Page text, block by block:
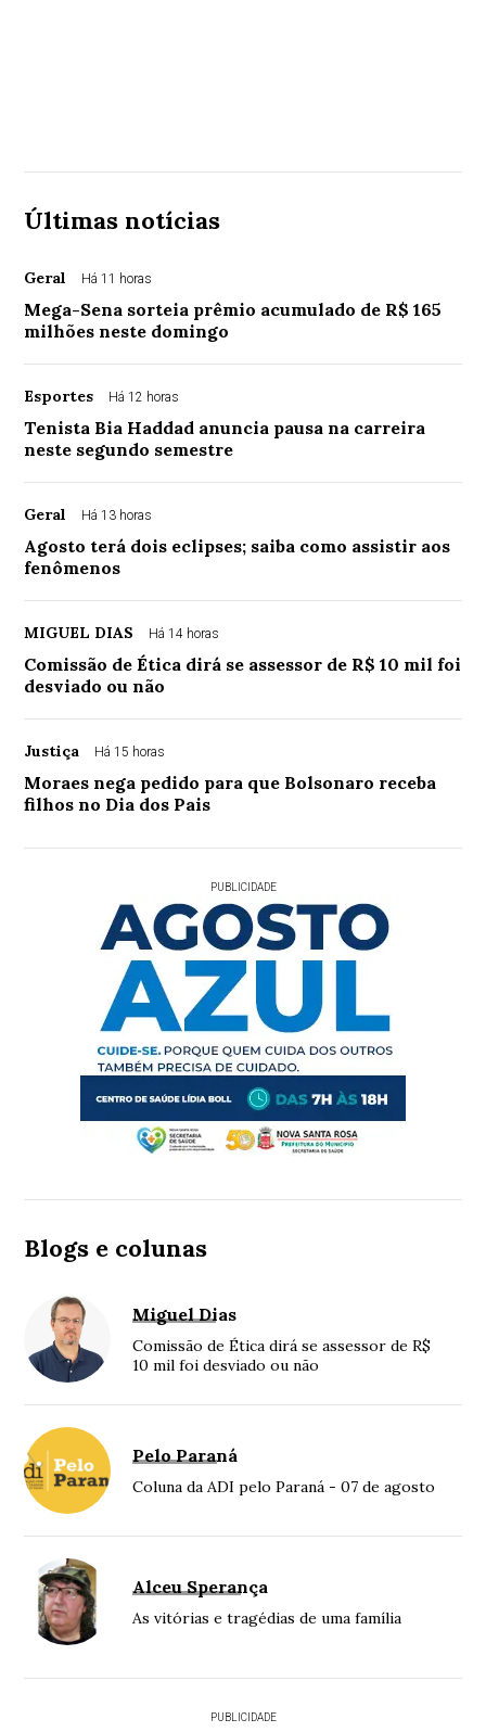
Últimas notícias
Geral Há 11 horas
Mega-Sena sorteia prêmio acumulado de R$ 165
milhões neste domingo
Esportes Há 12 horas
Tenista Bia Haddad anuncia pausa na carreira
neste segundo semestre
Geral Há 13 horas
Agosto terá dois eclipses; saiba como assistir aos
fenômenos
MIGUEL DIAS Há 14 horas
Comissão de Ética dirá se assessor de R$ 10 mil foi
desviado ou não
Justiça Há 15 horas
Moraes nega pedido para que Bolsonaro receba
filhos no Dia dos Pais
PUBLICIDADE
Blogs e colunas
Miguel Dias
Comissão de Ética dirá se assessor de R$
10 mil foi desviado ou não
Pelo Paraná
Coluna da ADI pelo Paraná - 07 de agosto
Alceu Sperança
As vitórias e tragédias de uma família
PUBLICIDADE